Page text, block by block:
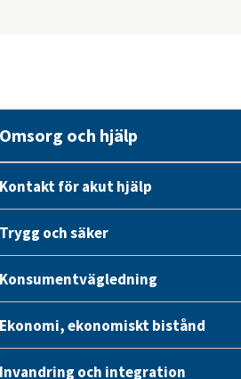
Omsorg och hjälp
Kontakt för akut hjälp
Trygg och säker
Konsumentvägledning
Ekonomi, ekonomiskt bistånd
Invandring och integration